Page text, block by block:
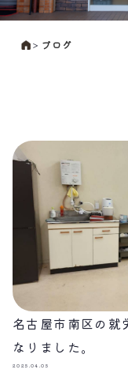
＞ ブログ
名古屋市南区の就
なりました。
2025.04.05